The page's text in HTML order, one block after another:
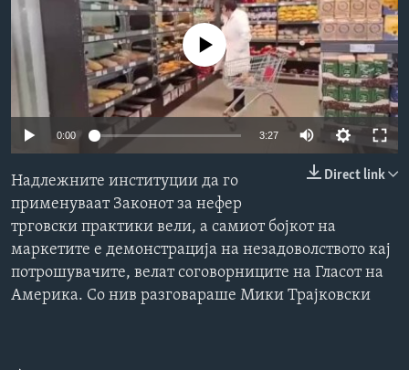
ИНТЕРВЈУА
Јазици
Auto
1080p
No media source currently available
0:00 3:27
240p
480p
1080p
Direct link
Надлежните институции да го
применуваат Законот за нефер
трговски практики вели, а самиот бојкот на
маркетите е демонстрација на незадоволството кај
потрошувачите, велат соговорниците на Гласот на
Америка. Со нив разговараше Мики Трајковски